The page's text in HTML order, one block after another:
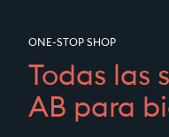
ONE-STOP SHOP
Todas las
AB para